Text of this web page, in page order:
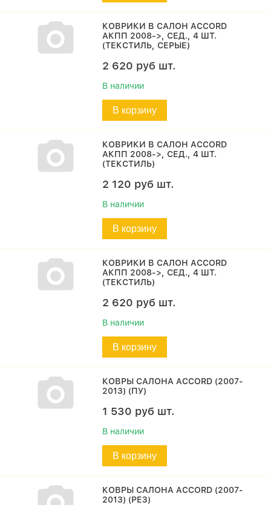
КОВРИКИ В САЛОН ACCORD
АКПП 2008->, СЕД., 4 ШТ.
(ТЕКСТИЛЬ, СЕРЫЕ)
2 620 руб шт.
В наличии
В корзину
КОВРИКИ В САЛОН ACCORD
АКПП 2008->, СЕД., 4 ШТ.
(ТЕКСТИЛЬ)
2 120 руб шт.
В наличии
В корзину
КОВРИКИ В САЛОН ACCORD
АКПП 2008->, СЕД., 4 ШТ.
(ТЕКСТИЛЬ)
2 620 руб шт.
В наличии
В корзину
КОВРЫ САЛОНА ACCORD (2007-
2013) (ПУ)
1 530 руб шт.
В наличии
В корзину
КОВРЫ САЛОНА ACCORD (2007-
2013) (РЕЗ)